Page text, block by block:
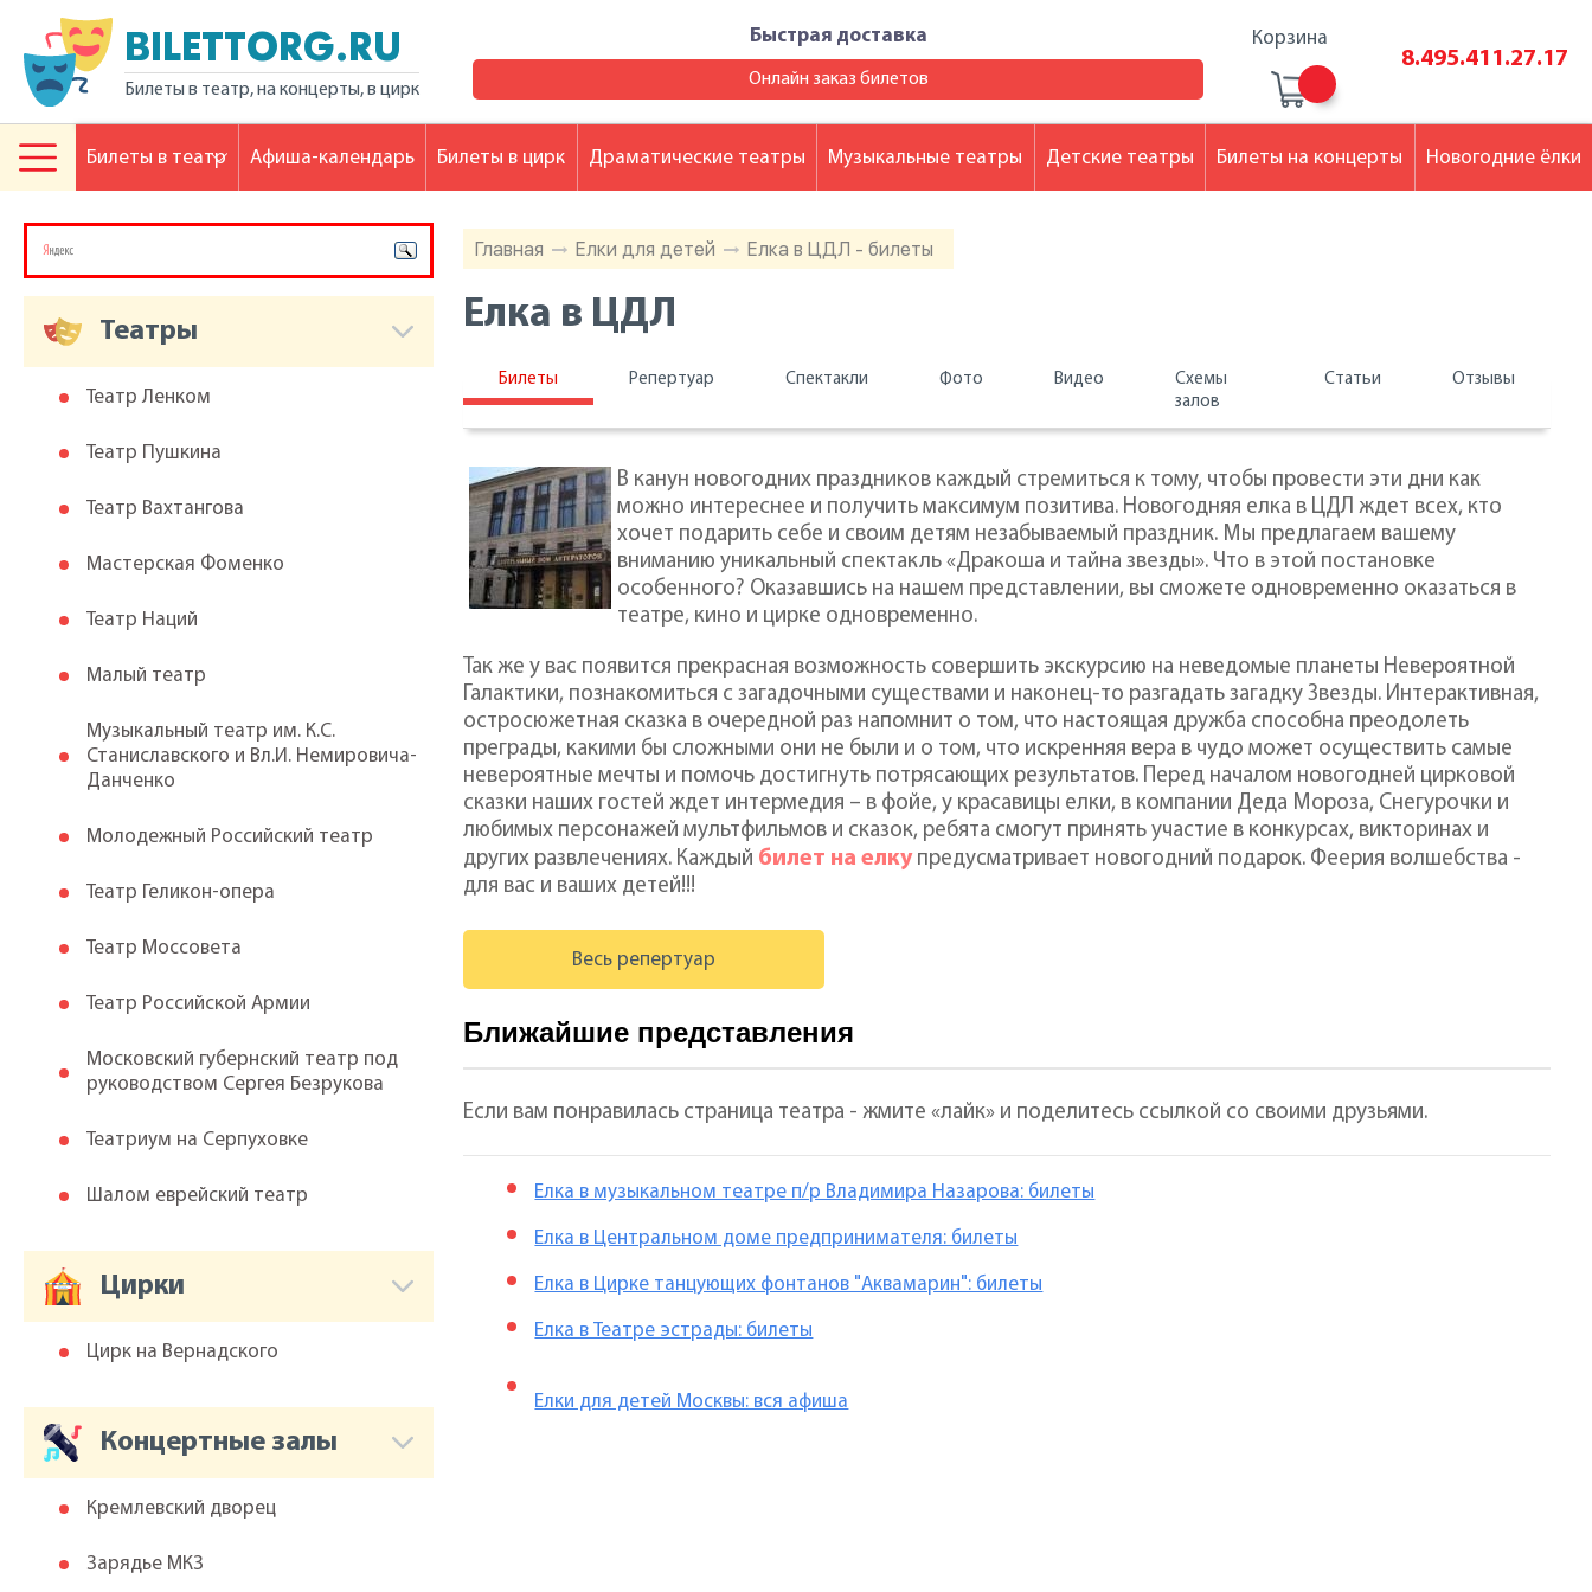
BILETTORG.RU
Билеты в театр, на концерты, в цирк
Быстрая доставка
Онлайн заказ билетов
Корзина
8.495.411.27.17
Главная Елки для детей Елка в ЦДЛ - билеты
Елка в ЦДЛ
Билеты Репертуар Спектакли Фото Видео
Схемы
залов
Статьи Отзывы
В канун новогодних праздников каждый стремиться к тому, чтобы провести эти дни как
можно интереснее и получить максимум позитива. Новогодняя елка в ЦДЛ ждет всех, кто
хочет подарить себе и своим детям незабываемый праздник. Мы предлагаем вашему
вниманию уникальный спектакль «Дракоша и тайна звезды». Что в этой постановке
особенного? Оказавшись на нашем представлении, вы сможете одновременно оказаться в
театре, кино и цирке одновременно.
Так же у вас появится прекрасная возможность совершить экскурсию на неведомые планеты Невероятной
Галактики, познакомиться с загадочными существами и наконец-то разгадать загадку Звезды. Интерактивная,
остросюжетная сказка в очередной раз напомнит о том, что настоящая дружба способна преодолеть
преграды, какими бы сложными они не были и о том, что искренняя вера в чудо может осуществить самые
невероятные мечты и помочь достигнуть потрясающих результатов. Перед началом новогодней цирковой
сказки наших гостей ждет интермедия – в фойе, у красавицы елки, в компании Деда Мороза, Снегурочки и
любимых персонажей мультфильмов и сказок, ребята смогут принять участие в конкурсах, викторинах и
других развлечениях. Каждый билет на елкупредусматривает новогодний подарок. Феерия волшебства -
для вас и ваших детей!!!
Весь репертуар
Ближайшие представления
Если вам понравилась страница театра - жмите «лайк» и поделитесь ссылкой со своими друзьями.
Елка в музыкальном театре п/р Владимира Назарова: билеты
Елка в Центральном доме предпринимателя: билеты
Елка в Цирке танцующих фонтанов "Аквамарин": билеты
Елка в Театре эстрады: билеты
Елки для детей Москвы: вся афиша
Театры
Театр Ленком
Театр Пушкина
Театр Вахтангова
Мастерская Фоменко
Театр Наций
Малый театр
Музыкальный театр им. К.С.
Станиславского и Вл.И. Немировича-
Данченко
Молодежный Российский театр
Театр Геликон-опера
Театр Моссовета
Театр Российской Армии
Московский губернский театр под
руководством Сергея Безрукова
Театриум на Серпуховке
Шалом еврейский театр
Цирки
Цирк на Вернадского
Концертные залы
Кремлевский дворец
Зарядье МКЗ
Билеты в театр Афиша-календарь Билеты в цирк Драматические театры Музыкальные театры Детские театры Билеты на концерты Новогодние ёлки